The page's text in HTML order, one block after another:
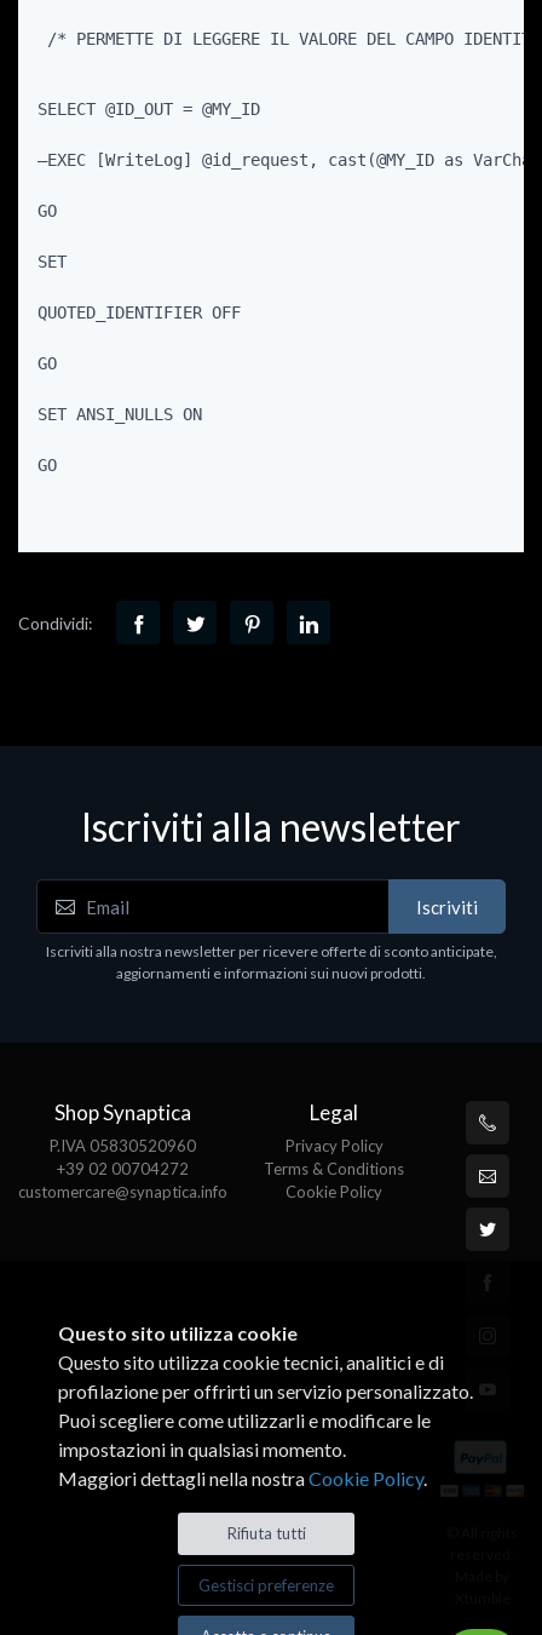
/* PERMETTE DI LEGGERE IL VALORE DEL CAMPO
SELECT @ID_OUT = @MY_ID
–EXEC [WriteLog] @id_request, cast(@MY_ID as
GO
SET
QUOTED_IDENTIFIER OFF
GO
SET ANSI_NULLS ON
GO
Condividi:
Iscriviti alla newsletter
Iscriviti
Iscriviti alla nostra newsletter per ricevere offerte di sconto anticipate,
aggiornamenti e informazioni sui nuovi prodotti.
Shop Synaptica
P.IVA 05830520960
+39 02 00704272
customercare@synaptica.info
Legal
Privacy Policy
Terms & Conditions
Cookie Policy
Questo sito utilizza cookie
Questo sito utilizza cookie tecnici, analitici e di
profilazione per offrirti un servizio personalizzato.
Puoi scegliere come utilizzarli e modificare le
impostazioni in qualsiasi momento.
Maggiori dettagli nella nostraCookie Policy.
Rifiuta tutti
Gestisci preferenze